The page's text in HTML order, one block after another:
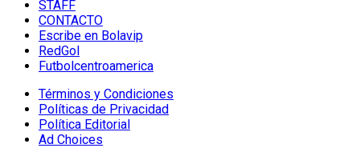
STAFF
CONTACTO
Escribe en Bolavip
RedGol
Futbolcentroamerica
Términos y Condiciones
Políticas de Privacidad
Política Editorial
Ad Choices